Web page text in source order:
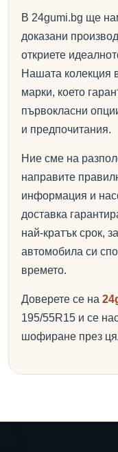
В 24gumi.bg ще
доказани
откриете
Нашата колекция
марки, което
първокласни
и предпочитания.
Ние сме на
направите
информация и
доставка
най-кратък срок,
автомобила си
времето.
Доверете се на
195/55R15 и се
шофиране през